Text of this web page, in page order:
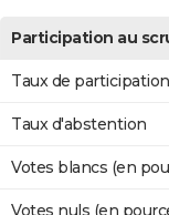
Participation au
Taux de participation
Taux d'abstention
Votes blancs (en
Votes nuls (en